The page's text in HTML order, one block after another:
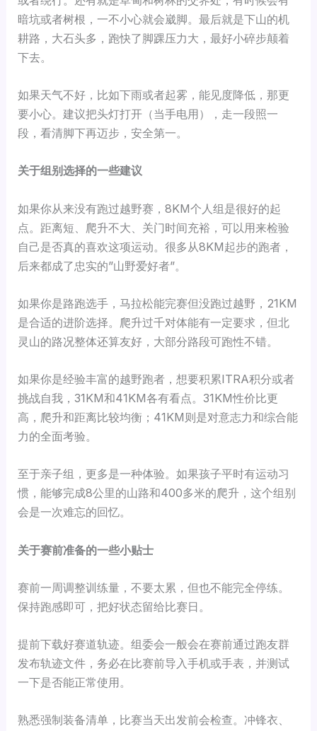
暗坑或者树根，一不小心就会崴脚。最后就是下山的机
耕路，大石头多，跑快了脚踝压力大，最好小碎步颠着
下去。
如果天气不好，比如下雨或者起雾，能见度降低，那更
要小心。建议把头灯打开（当手电用），走一段照一
段，看清脚下再迈步，安全第一。
关于组别选择的一些建议
如果你从来没有跑过越野赛，8KM个人组是很好的起
点。距离短、爬升不大、关门时间充裕，可以用来检验
自己是否真的喜欢这项运动。很多从8KM起步的跑者，
后来都成了忠实的”山野爱好者”。
如果你是路跑选手，马拉松能完赛但没跑过越野，21KM
是合适的进阶选择。爬升过千对体能有一定要求，但北
灵山的路况整体还算友好，大部分路段可跑性不错。
如果你是经验丰富的越野跑者，想要积累ITRA积分或者
挑战自我，31KM和41KM各有看点。31KM性价比更
高，爬升和距离比较均衡；41KM则是对意志力和综合能
力的全面考验。
至于亲子组，更多是一种体验。如果孩子平时有运动习
惯，能够完成8公里的山路和400多米的爬升，这个组别
会是一次难忘的回忆。
关于赛前准备的一些小贴士
赛前一周调整训练量，不要太累，但也不能完全停练。
保持跑感即可，把好状态留给比赛日。
提前下载好赛道轨迹。组委会一般会在赛前通过跑友群
发布轨迹文件，务必在比赛前导入手机或手表，并测试
一下是否能正常使用。
熟悉强制装备清单，比赛当天出发前会检查。冲锋衣、